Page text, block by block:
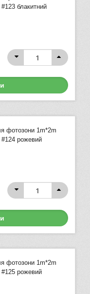
блакитний
фотозони 1m*2m
рожевий
фотозони 1m*2m
рожевий